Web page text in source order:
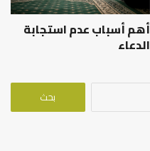
أهم أسباب عدم استجابة
الدعاء
البحث